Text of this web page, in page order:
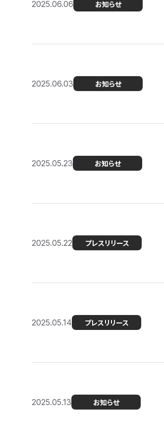
2025.06.06 お知らせ
2025.06.03 お知らせ
2025.05.23 お知らせ
2025.05.22 プレスリリース
2025.05.14 プレスリリース
2025.05.13 お知らせ